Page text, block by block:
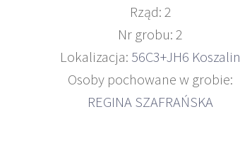
Rząd: 2
Nr grobu: 2
Lokalizacja: 56C3+JH6 Koszalin
Osoby pochowane w grobie:
REGINA SZAFRAŃSKA